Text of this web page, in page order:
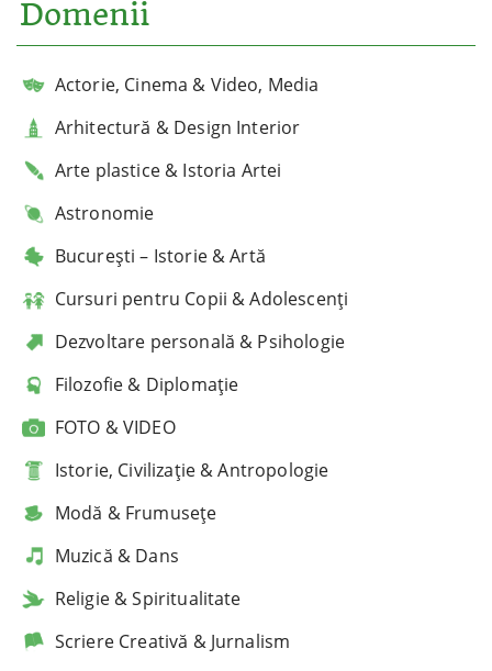
Domenii
Actorie, Cinema & Video, Media
Arhitectură & Design Interior
Arte plastice & Istoria Artei
Astronomie
București – Istorie & Artă
Cursuri pentru Copii & Adolescenți
Dezvoltare personală & Psihologie
Filozofie & Diplomație
FOTO & VIDEO
Istorie, Civilizație & Antropologie
Modă & Frumusețe
Muzică & Dans
Religie & Spiritualitate
Scriere Creativă & Jurnalism